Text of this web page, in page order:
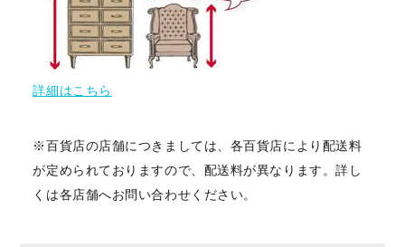
詳細はこちら
※百貨店の店舗につきましては、各百貨店により配送料
が定められておりますので、配送料が異なります。詳し
くは各店舗へお問い合わせください。